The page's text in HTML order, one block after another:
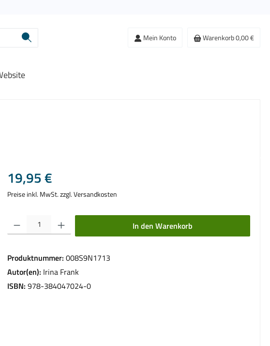
Mein Konto Warenkorb0,00 €
Regulärer Preis:
19,95 €
Preise inkl. MwSt. zzgl. Versandkosten
Produkt Anzahl: Gib den gewünschten Wert ein oder benutze die Schaltflächen um die
In den Warenkorb
Produktnummer: 008S9N1713
Autor(en): Irina Frank
ISBN: 978-384047024-0